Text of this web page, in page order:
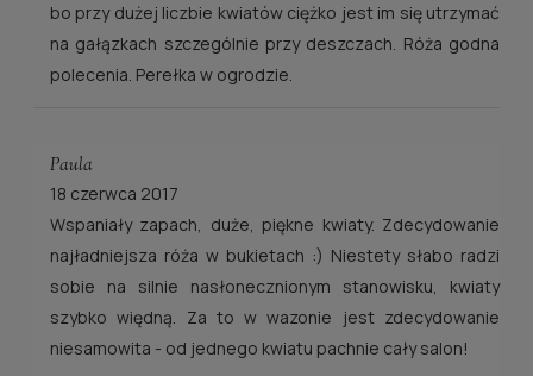
bo przy dużej liczbie kwiatów ciężko jest im się utrzymać
na gałązkach szczególnie przy deszczach. Róża godna
polecenia. Perełka w ogrodzie.
Paula
18 czerwca 2017
Wspaniały zapach, duże, piękne kwiaty. Zdecydowanie
najładniejsza róża w bukietach :) Niestety słabo radzi
sobie na silnie nasłonecznionym stanowisku, kwiaty
szybko więdną. Za to w wazonie jest zdecydowanie
niesamowita - od jednego kwiatu pachnie cały salon!